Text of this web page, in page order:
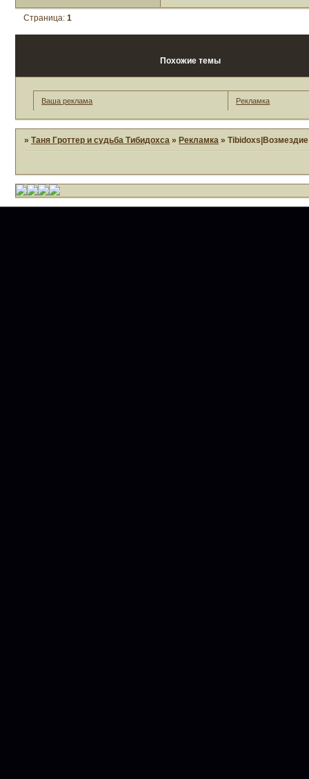
Страница:1
Похожие темы
Ваша реклама Рекламка
»Таня Гроттер и судьба Тибидохса » Рекламка »Tibidoxs|Возмездие